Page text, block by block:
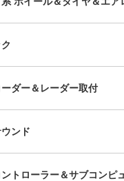
ーダー＆レーダー取付
ンド
トローラー＆サブコンピ